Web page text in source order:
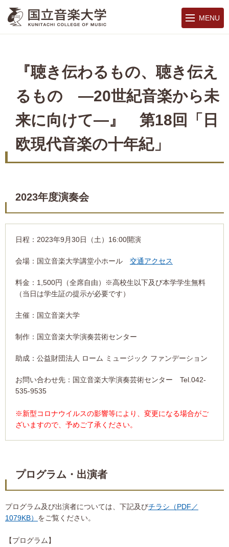
MENU
『聴き伝わるもの、聴き伝え
るもの ―20世紀音楽から未
来に向けて―』 第18回「日
欧現代音楽の十年紀」
2023年度演奏会
日程：2023年9月30日（土）16:00開演
会場：国立音楽大学講堂小ホール 交通アクセス
料金：1,500円（全席自由）※高校生以下及び本学学生無料
（当日は学生証の提示が必要です）
主催：国立音楽大学
制作：国立音楽大学演奏芸術センター
助成：公益財団法人 ローム ミュージック ファンデーション
お問い合わせ先：国立音楽大学演奏芸術センター Tel.042-
535-9535
※新型コロナウイルスの影響等により、変更になる場合がご
ざいますので、予めご了承ください。
プログラム・出演者
プログラム及び出演者については、下記及びチラシ（PDF／
1079KB） をご覧ください。
【プログラム】